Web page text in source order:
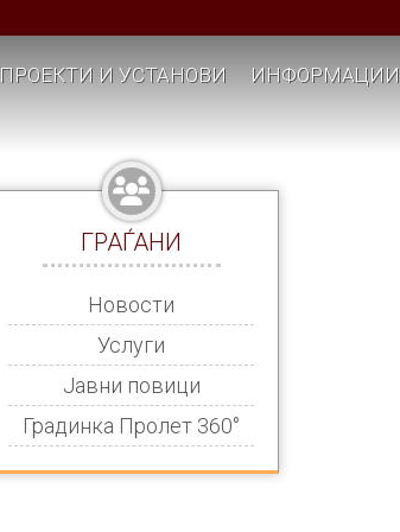
ПРОЕКТИ И УСТАНОВИ ИНФОРМАЦИИ
ГРАЃАНИ
Новости
Услуги
Јавни повици
Градинка Пролет 360°